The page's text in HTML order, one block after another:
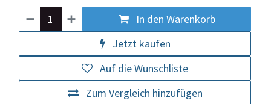
In den Warenkorb
Jetzt kaufen
Zum Vergleich hinzufügen
Auf die Wunschliste